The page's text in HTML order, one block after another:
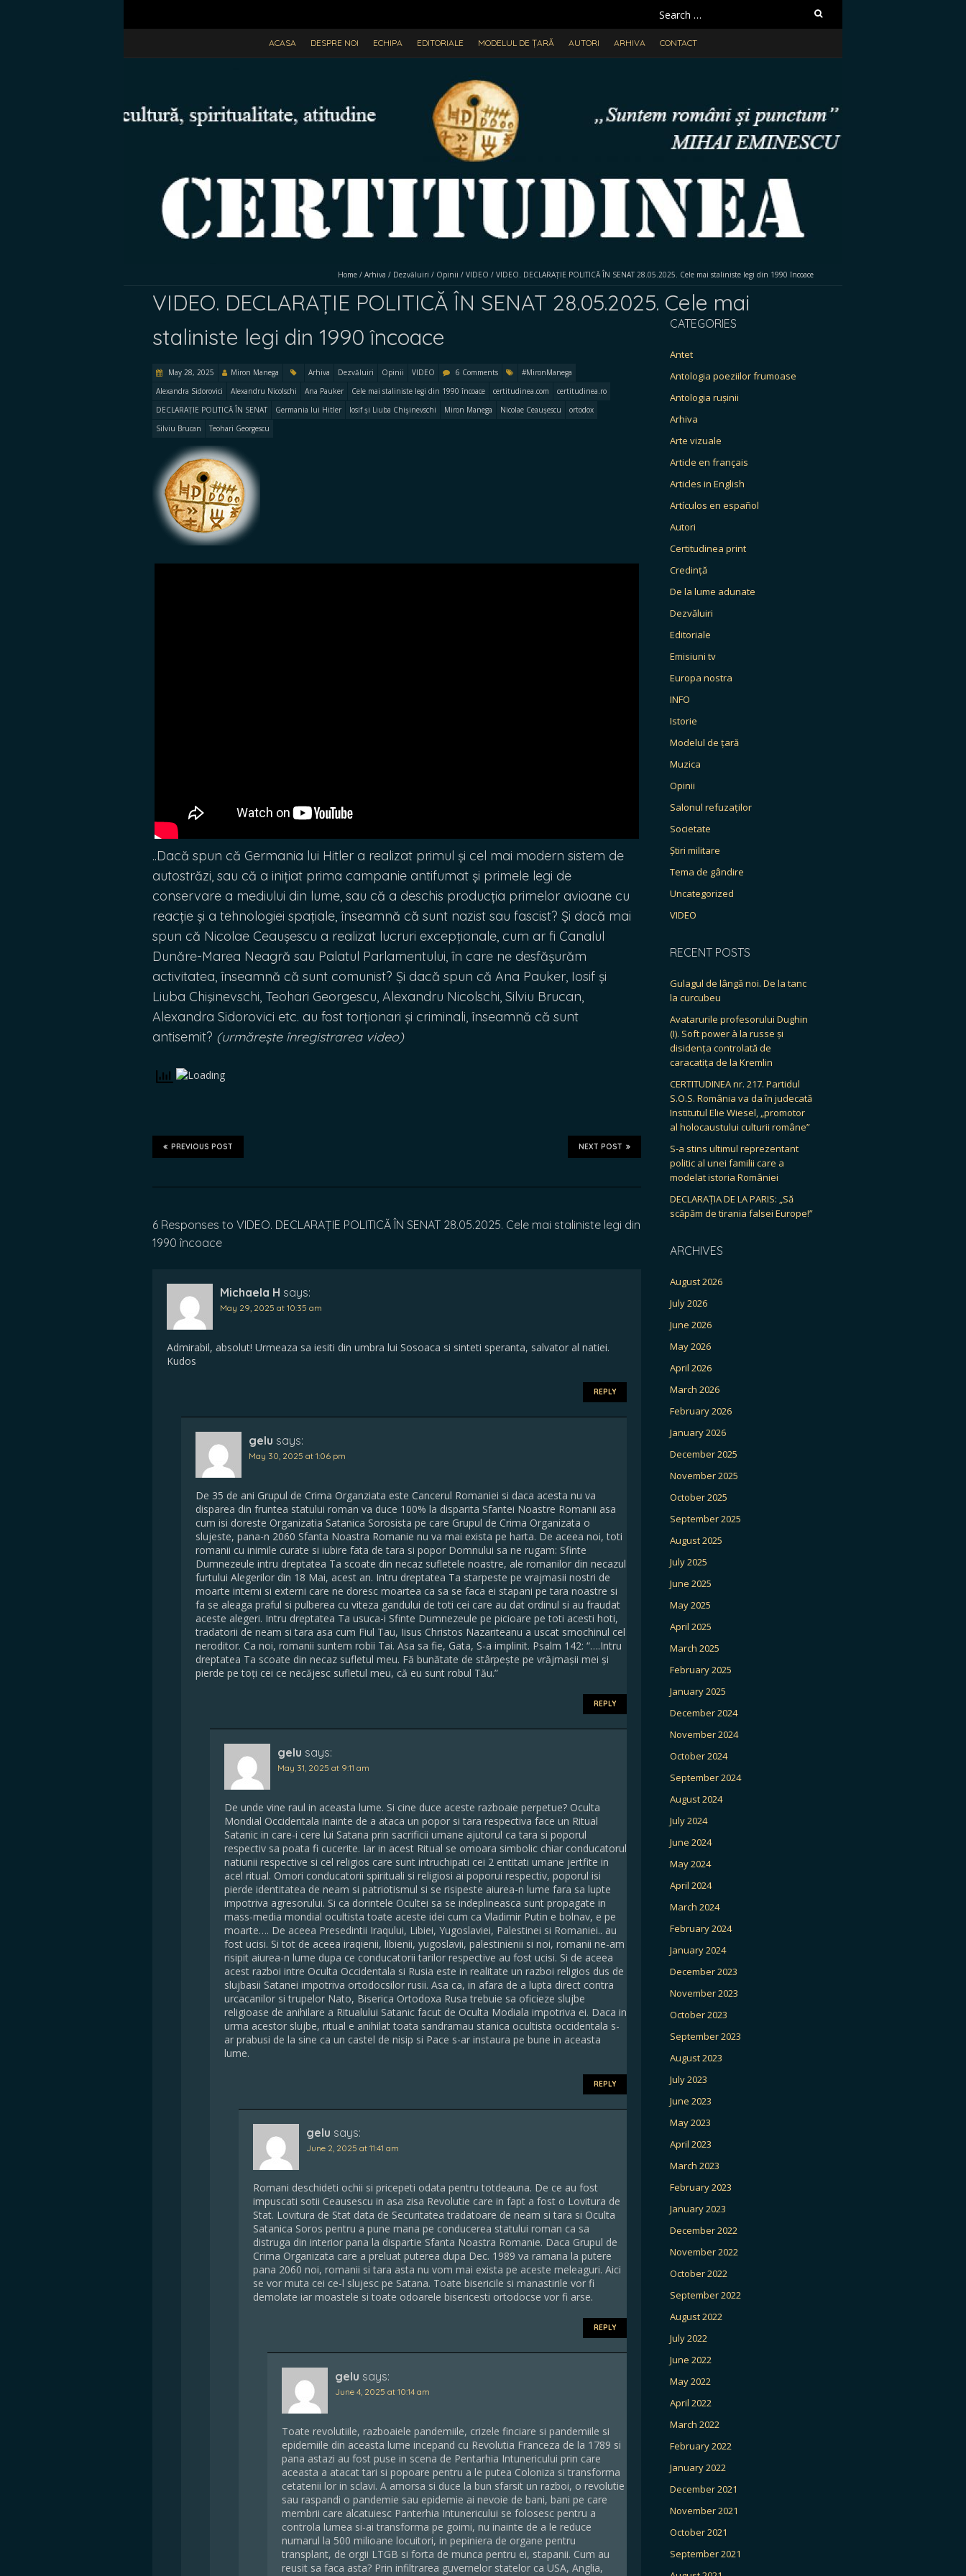
Search
for:
ACASA DESPRE NOI ECHIPA EDITORIALE MODELUL DE ȚARĂ AUTORI ARHIVA CONTACT
Home / Arhiva / Dezvăluiri / Opinii / VIDEO / VIDEO. DECLARAȚIE POLITICĂ ÎN SENAT 28.05.2025. Cele mai staliniste legi din 1990 încoace
VIDEO. DECLARAȚIE POLITICĂ ÎN SENAT 28.05.2025. Cele mai
staliniste legi din 1990 încoace
May 28, 2025 Miron Manega Arhiva Dezvăluiri Opinii VIDEO 6 Comments
#MironManega
Alexandra Sidorovici
Alexandru Nicolschi Ana Pauker Cele mai staliniste legi din 1990 încoace certitudinea.com
certitudinea.ro
DECLARAȚIE POLITICĂ ÎN SENAT
Germania lui Hitler Iosif și Liuba Chişinevschi Miron Manega Nicolae Ceaușescu
ortodox
Silviu Brucan
Teohari Georgescu
..Dacă spun că Germania lui Hitler a realizat primul și cel mai modern sistem de
autostrăzi, sau că a inițiat prima campanie antifumat și primele legi de
conservare a mediului din lume, sau că a deschis producția primelor avioane cu
reacție și a tehnologiei spațiale, înseamnă că sunt nazist sau fascist? Și dacă mai
spun că Nicolae Ceaușescu a realizat lucruri excepționale, cum ar fi Canalul
Dunăre-Marea Neagră sau Palatul Parlamentului, în care ne desfășurăm
activitatea, înseamnă că sunt comunist? Și dacă spun că Ana Pauker, Iosif și
Liuba Chişinevschi, Teohari Georgescu, Alexandru Nicolschi, Silviu Brucan,
Alexandra Sidorovici etc. au fost torționari și criminali, înseamnă că sunt
antisemit? (urmărește înregistrarea video)
NEXT POST
PREVIOUS POST
6 Responses to VIDEO. DECLARAȚIE POLITICĂ ÎN SENAT 28.05.2025. Cele mai staliniste legi din
1990 încoace
Michaela H says:
May 29, 2025 at 10:35 am
Admirabil, absolut! Urmeaza sa iesiti din umbra lui Sosoaca si sinteti speranta, salvator al natiei.
Kudos
REPLY
gelu says:
May 30, 2025 at 1:06 pm
De 35 de ani Grupul de Crima Organziata este Cancerul Romaniei si daca acesta nu va
disparea din fruntea statului roman va duce 100% la disparita Sfantei Noastre Romanii asa
cum isi doreste Organizatia Satanica Sorosista pe care Grupul de Crima Organizata o
slujeste, pana-n 2060 Sfanta Noastra Romanie nu va mai exista pe harta. De aceea noi, toti
romanii cu inimile curate si iubire fata de tara si popor Domnului sa ne rugam: Sfinte
Dumnezeule intru dreptatea Ta scoate din necaz sufletele noastre, ale romanilor din necazul
furtului Alegerilor din 18 Mai, acest an. Intru dreptatea Ta starpeste pe vrajmasii nostri de
moarte interni si externi care ne doresc moartea ca sa se faca ei stapani pe tara noastre si
fa se aleaga praful si pulberea cu viteza gandului de toti cei care au dat ordinul si au fraudat
aceste alegeri. Intru dreptatea Ta usuca-i Sfinte Dumnezeule pe picioare pe toti acesti hoti,
tradatorii de neam si tara asa cum Fiul Tau, Iisus Christos Nazariteanu a uscat smochinul cel
neroditor. Ca noi, romanii suntem robii Tai. Asa sa fie, Gata, S-a implinit. Psalm 142: “….Intru
dreptatea Ta scoate din necaz sufletul meu. Fă bunătate de stârpește pe vrăjmașii mei și
pierde pe toți cei ce necăjesc sufletul meu, că eu sunt robul Tău.”
REPLY
gelu says:
May 31, 2025 at 9:11 am
De unde vine raul in aceasta lume. Si cine duce aceste razboaie perpetue? Oculta
Mondial Occidentala inainte de a ataca un popor si tara respectiva face un Ritual
Satanic in care-i cere lui Satana prin sacrificii umane ajutorul ca tara si poporul
respectiv sa poata fi cucerite. Iar in acest Ritual se omoara simbolic chiar conducatorul
natiunii respective si cel religios care sunt intruchipati cei 2 entitati umane jertfite in
acel ritual. Omori conducatorii spirituali si religiosi ai poporui respectiv, poporul isi
pierde identitatea de neam si patriotismul si se risipeste aiurea-n lume fara sa lupte
impotriva agresorului. Si ca dorintele Ocultei sa se indeplineasca sunt propagate in
mass-media mondial ocultista toate aceste idei cum ca Vladimir Putin e bolnav, e pe
moarte…. De aceea Presedintii Iraqului, Libiei, Yugoslaviei, Palestinei si Romaniei.. au
fost ucisi. Si tot de aceea iraqienii, libienii, yugoslavii, palestinienii si noi, romanii ne-am
risipit aiurea-n lume dupa ce conducatorii tarilor respective au fost ucisi. Si de aceea
acest razboi intre Oculta Occidentala si Rusia este in realitate un razboi religios dus de
slujbasii Satanei impotriva ortodocsilor rusii. Asa ca, in afara de a lupta direct contra
urcacanilor si trupelor Nato, Biserica Ortodoxa Rusa trebuie sa oficieze slujbe
religioase de anihilare a Ritualului Satanic facut de Oculta Modiala impotriva ei. Daca in
urma acestor slujbe, ritual e anihilat toata sandramau stanica ocultista occidentala s-
ar prabusi de la sine ca un castel de nisip si Pace s-ar instaura pe bune in aceasta
lume.
REPLY
gelu says:
June 2, 2025 at 11:41 am
Romani deschideti ochii si pricepeti odata pentru totdeauna. De ce au fost
impuscati sotii Ceausescu in asa zisa Revolutie care in fapt a fost o Lovitura de
Stat. Lovitura de Stat data de Securitatea tradatoare de neam si tara si Oculta
Satanica Soros pentru a pune mana pe conducerea statului roman ca sa
distruga din interior pana la dispartie Sfanta Noastra Romanie. Daca Grupul de
Crima Organizata care a preluat puterea dupa Dec. 1989 va ramana la putere
pana 2060 noi, romanii si tara asta nu vom mai exista pe aceste meleaguri. Aici
se vor muta cei ce-l slujesc pe Satana. Toate bisericile si manastirile vor fi
demolate iar moastele si toate odoarele bisericesti ortodocse vor fi arse.
REPLY
gelu says:
June 4, 2025 at 10:14 am
Toate revolutiile, razboaiele pandemiile, crizele finciare si pandemiile si
epidemiile din aceasta lume incepand cu Revolutia Franceza de la 1789 si
pana astazi au fost puse in scena de Pentarhia Intunericului prin care
aceasta a atacat tari si popoare pentru a le putea Coloniza si transforma
cetatenii lor in sclavi. A amorsa si duce la bun sfarsit un razboi, o revolutie
sau raspandi o pandemie sau epidemie ai nevoie de bani, bani pe care
membrii care alcatuiesc Panterhia Intunericului se folosesc pentru a
controla lumea si-ai transforma pe goimi, nu inainte de a le reduce
numarul la 500 milioane locuitori, in pepiniera de organe pentru
transplant, de orgii LTGB si forta de munca pentru ei, stapanii. Cum au
reusit sa faca asta? Prin infiltrarea guvernelor statelor ca USA, Anglia,
CATEGORIES
Antet
Antologia poeziilor frumoase
Antologia rușinii
Arhiva
Arte vizuale
Article en français
Articles in English
Artículos en español
Autori
Certitudinea print
Credință
De la lume adunate
Dezvăluiri
Editoriale
Emisiuni tv
Europa nostra
INFO
Istorie
Modelul de țară
Muzica
Opinii
Salonul refuzaților
Societate
Știri militare
Tema de gândire
Uncategorized
VIDEO
RECENT POSTS
Gulagul de lângă noi. De la tanc
la curcubeu
Avatarurile profesorului Dughin
(I). Soft power à la russe și
disidența controlată de
caracatița de la Kremlin
CERTITUDINEA nr. 217. Partidul
S.O.S. România va da în judecată
Institutul Elie Wiesel, „promotor
al holocaustului culturii române”
S-a stins ultimul reprezentant
politic al unei familii care a
modelat istoria României
DECLARAȚIA DE LA PARIS: „Să
scăpăm de tirania falsei Europe!”
ARCHIVES
August 2026
July 2026
June 2026
May 2026
April 2026
March 2026
February 2026
January 2026
December 2025
November 2025
October 2025
September 2025
August 2025
July 2025
June 2025
May 2025
April 2025
March 2025
February 2025
January 2025
December 2024
November 2024
October 2024
September 2024
August 2024
July 2024
June 2024
May 2024
April 2024
March 2024
February 2024
January 2024
December 2023
November 2023
October 2023
September 2023
August 2023
July 2023
June 2023
May 2023
April 2023
March 2023
February 2023
January 2023
December 2022
November 2022
October 2022
September 2022
August 2022
July 2022
June 2022
May 2022
April 2022
March 2022
February 2022
January 2022
December 2021
November 2021
October 2021
September 2021